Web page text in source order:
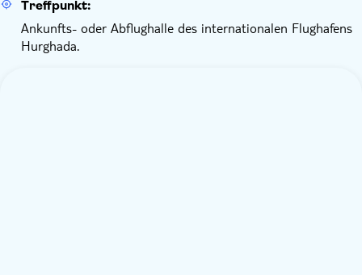
Treffpunkt:
Ankunfts- oder Abflughalle des internationalen Flughafens
Hurghada.